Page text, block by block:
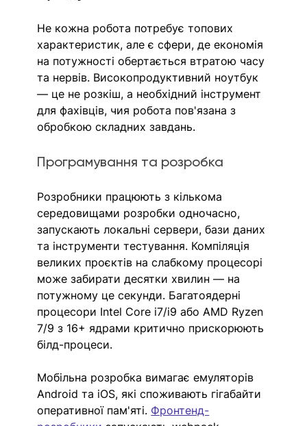
Не кожна робота потребує топових
характеристик, але є сфери, де економія
на потужності обертається втратою часу
та нервів. Високопродуктивний ноутбук
— це не розкіш, а необхідний інструмент
для фахівців, чия робота пов'язана з
обробкою складних завдань.
Програмування та розробка
Розробники працюють з кількома
середовищами розробки одночасно,
запускають локальні сервери, бази даних
та інструменти тестування. Компіляція
великих проєктів на слабкому процесорі
може забирати десятки хвилин — на
потужному це секунди. Багатоядерні
процесори Intel Core i7/i9 або AMD Ryzen
7/9 з 16+ ядрами критично прискорюють
білд-процеси.
Мобільна розробка вимагає емуляторів
Android та iOS, які споживають гігабайти
оперативної пам'яті. Фронтенд-